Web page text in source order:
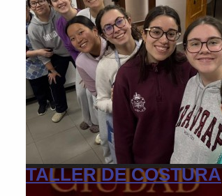
TALLER DE COSTURA